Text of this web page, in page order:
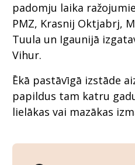
padomju laika
PMZ, Krasnij Oktjabrj,
Tuula un Igaunijā
Vihur.
Ēkā pastāvīgā izstāde
papildus tam katru
lielākas vai mazākas